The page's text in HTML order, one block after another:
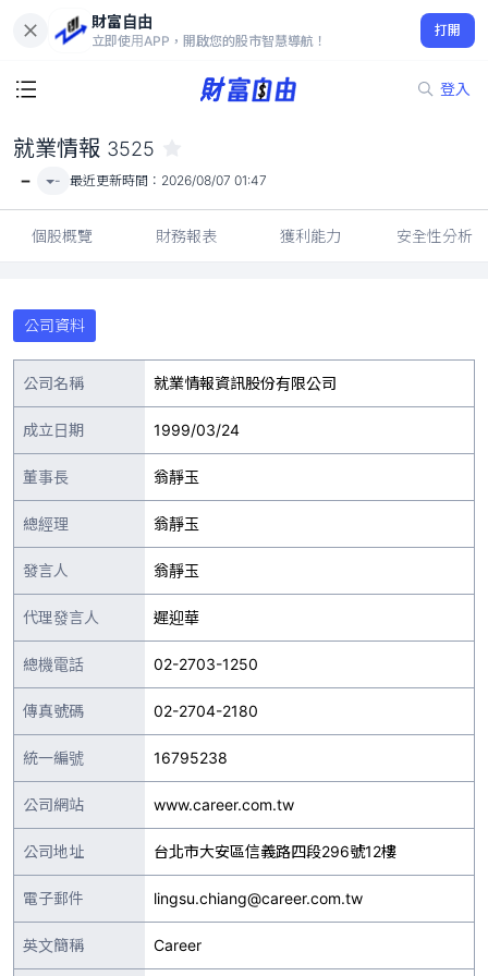
財富自由
立即使用APP，開啟您的股市智慧導航！
打開
登入
-
就業情報 3525
- - 最近更新時間： 2026/08/07 01:47
個股概覽 財務報表 獲利能力 安全性分析
公司資料
公司名稱 就業情報資訊股份有限公司
成立日期 1999/03/24
董事長 翁靜玉
總經理 翁靜玉
發言人 翁靜玉
代理發言人 遲迎華
總機電話 02-2703-1250
傳真號碼 02-2704-2180
統一編號 16795238
公司網站 www.career.com.tw
公司地址 台北市大安區信義路四段296號12樓
電子郵件 lingsu.chiang@career.com.tw
英文簡稱 Career